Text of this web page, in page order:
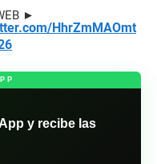
►
HhrZmMAOmt
y recibe las